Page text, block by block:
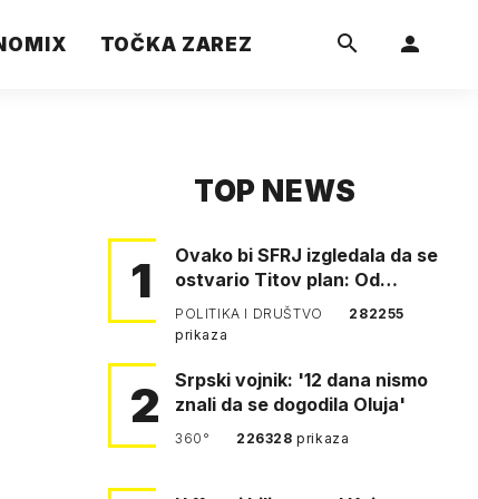
TOČKA ZAREZ
TOP NEWS
1
Ovako bi SFRJ izgledala da se
ostvario Titov plan: Od
Klagenfurta do Istanbula!
POLITIKA I DRUŠTVO
282255
prikaza
2
Srpski vojnik: '12 dana nismo
znali da se dogodila Oluja'
360° 226328prikaza